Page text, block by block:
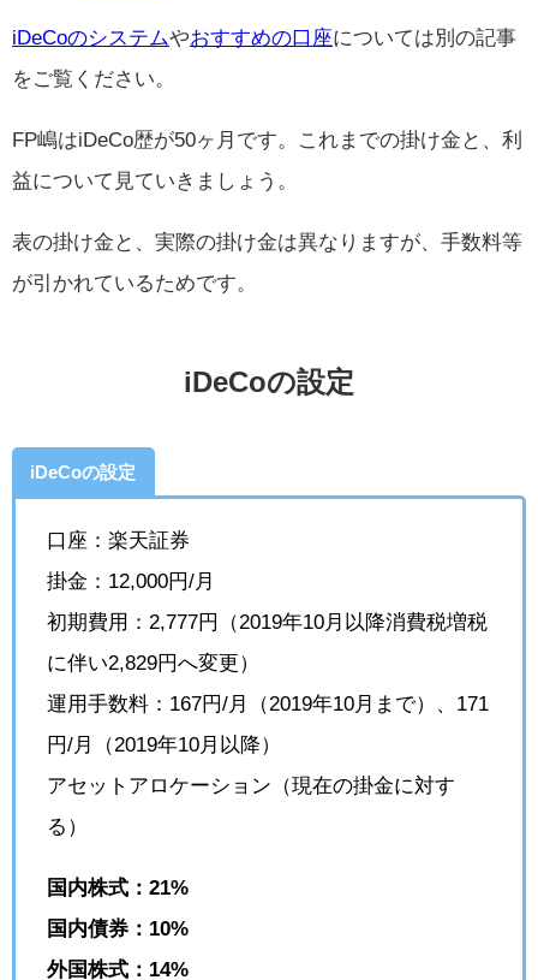
iDeCoのシステムやおすすめの口座については別の記事
をご覧ください。
FP嶋はiDeCo歴が50ヶ月です。これまでの掛け金と、利
益について見ていきましょう。
表の掛け金と、実際の掛け金は異なりますが、手数料等
が引かれているためです。
iDeCoの設定
iDeCoの設定
口座：楽天証券
掛金：12,000円/月
初期費用：2,777円（2019年10月以降消費税増税
に伴い2,829円へ変更）
運用手数料：167円/月（2019年10月まで）、171
円/月（2019年10月以降）
アセットアロケーション（現在の掛金に対す
る）
国内株式：21%
国内債券：10%
外国株式：14%